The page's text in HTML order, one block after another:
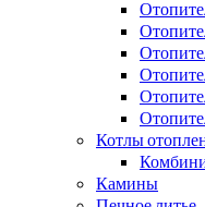
Котлы
Камины